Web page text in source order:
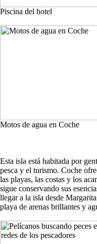
Piscina del hotel
Motos de agua en Coche
Esta isla está habitada por
pesca y el turismo. Coche
las playas, las costas y los
sigue conservando sus
llegar a la isla desde
playa de arenas brillantes y